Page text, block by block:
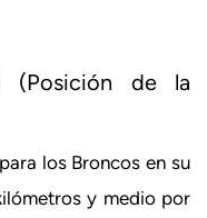
(Posición de la
los Broncos en su
y medio por